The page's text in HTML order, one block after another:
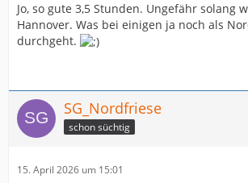
Jo, so gute 3,5 Stunden. Ungefähr solang
Hannover. Was bei einigen ja noch als
durchgeht.
SG_Nordfriese
schon süchtig
15. April 2026 um 15:01